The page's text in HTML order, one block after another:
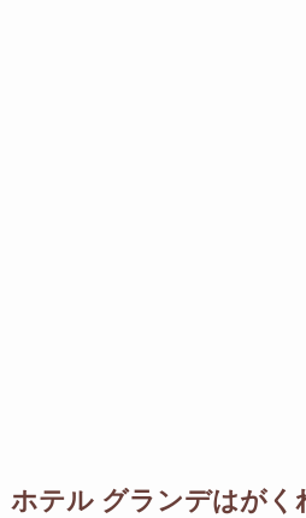
ホテル グランデはがく